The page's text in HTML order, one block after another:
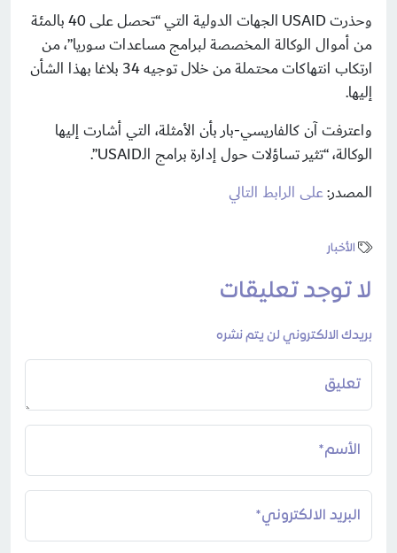
وحذرت USAID الجهات الدولية التي “تحصل على 40 بالمئة
من أموال الوكالة المخصصة لبرامج مساعدات سوريا”، من
ارتكاب انتهاكات محتملة من خلال توجيه 34 بلاغا بهذا الشأن
إليها.
واعترفت آن كالفاريسي-بار بأن الأمثلة، التي أشارت إليها
الوكالة، “تثير تساؤلات حول إدارة برامج الـUSAID”.
المصدر:على الرابط التالي
الأخبار
لا توجد تعليقات
بريدك الالكتروني لن يتم نشره
تعليق
الأسم*
البريد الالكتروني*